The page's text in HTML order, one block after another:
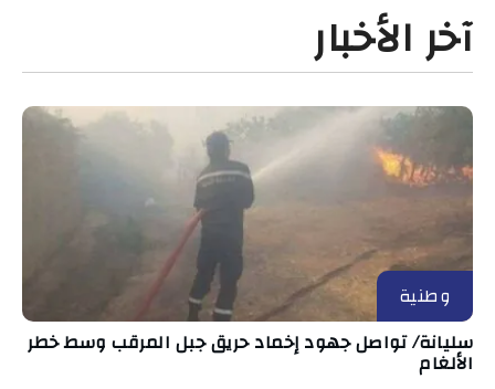
آخر الأخبار
وطنية
سليانة/ تواصل جهود إخماد حريق جبل المرقب وسط خطر
الألغام